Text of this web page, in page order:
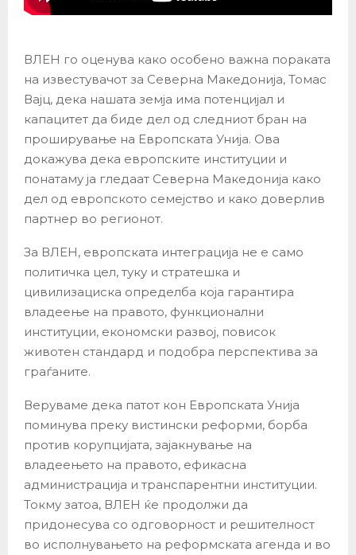
ВЛЕН го оценува како особено важна пораката
на известувачот за Северна Македонија, Томас
Вајц, дека нашата земја има потенцијал и
капацитет да биде дел од следниот бран на
проширување на Европската Унија. Ова
докажува дека европските институции и
понатаму ја гледаат Северна Македонија како
дел од европското семејство и како доверлив
партнер во регионот.
За ВЛЕН, европската интеграција не е само
политичка цел, туку и стратешка и
цивилизациска определба која гарантира
владеење на правото, функционални
институции, економски развој, повисок
животен стандард и подобра перспектива за
граѓаните.
Веруваме дека патот кон Европската Унија
поминува преку вистински реформи, борба
против корупцијата, зајакнување на
владеењето на правото, ефикасна
администрација и транспарентни институции.
Токму затоа, ВЛЕН ќе продолжи да
придонесува со одговорност и решителност
во исполнувањето на реформската агенда и во